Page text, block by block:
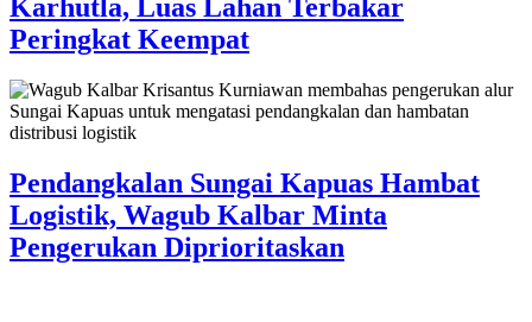
Karhutla, Luas Lahan Terbakar
Peringkat Keempat
Pendangkalan Sungai Kapuas Hambat
Logistik, Wagub Kalbar Minta
Pengerukan Diprioritaskan